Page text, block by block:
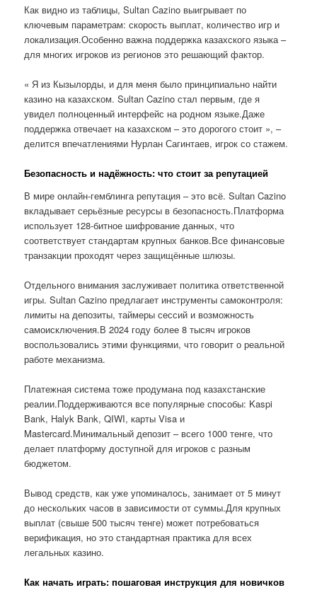
Как видно из таблицы, Sultan Cazino выигрывает по
ключевым параметрам: скорость выплат, количество игр и
локализация.Особенно важна поддержка казахского языка –
для многих игроков из регионов это решающий фактор.
« Я из Кызылорды, и для меня было принципиально найти
казино на казахском. Sultan Cazino стал первым, где я
увидел полноценный интерфейс на родном языке.Даже
поддержка отвечает на казахском – это дорогого стоит », –
делится впечатлениями Нурлан Сагинтаев, игрок со стажем.
Безопасность и надёжность: что стоит за репутацией
В мире онлайн-гемблинга репутация – это всё. Sultan Cazino
вкладывает серьёзные ресурсы в безопасность.Платформа
использует 128-битное шифрование данных, что
соответствует стандартам крупных банков.Все финансовые
транзакции проходят через защищённые шлюзы.
Отдельного внимания заслуживает политика ответственной
игры. Sultan Cazino предлагает инструменты самоконтроля:
лимиты на депозиты, таймеры сессий и возможность
самоисключения.В 2024 году более 8 тысяч игроков
воспользовались этими функциями, что говорит о реальной
работе механизма.
Платежная система тоже продумана под казахстанские
реалии.Поддерживаются все популярные способы: Kaspi
Bank, Halyk Bank, QIWI, карты Visa и
Mastercard.Минимальный депозит – всего 1000 тенге, что
делает платформу доступной для игроков с разным
бюджетом.
Вывод средств, как уже упоминалось, занимает от 5 минут
до нескольких часов в зависимости от суммы.Для крупных
выплат (свыше 500 тысяч тенге) может потребоваться
верификация, но это стандартная практика для всех
легальных казино.
Как начать играть: пошаговая инструкция для новичков